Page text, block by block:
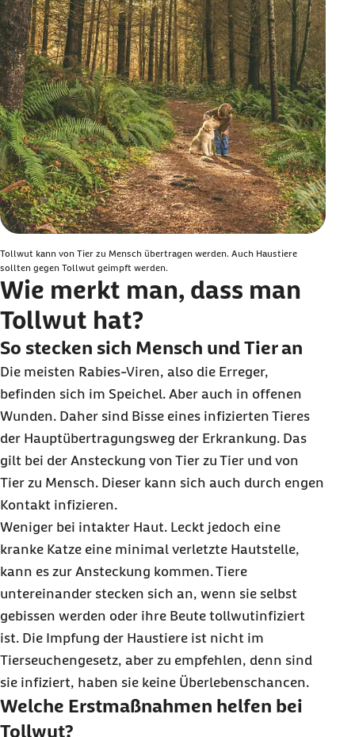
Tollwut kann von Tier zu Mensch übertragen werden. Auch Haustiere
sollten gegen Tollwut geimpft werden.
Wie merkt man, dass man
Tollwut hat?
So stecken sich Mensch und Tier an
Die meisten Rabies-Viren, also die Erreger,
befinden sich im Speichel. Aber auch in offenen
Wunden. Daher sind Bisse eines infizierten Tieres
der Hauptübertragungsweg der Erkrankung. Das
gilt bei der Ansteckung von Tier zu Tier und von
Tier zu Mensch. Dieser kann sich auch durch engen
Kontakt infizieren.
Weniger bei intakter Haut. Leckt jedoch eine
kranke Katze eine minimal verletzte Hautstelle,
kann es zur Ansteckung kommen. Tiere
untereinander stecken sich an, wenn sie selbst
gebissen werden oder ihre Beute tollwutinfiziert
ist. Die Impfung der Haustiere ist nicht im
Tierseuchengesetz, aber zu empfehlen, denn sind
sie infiziert, haben sie keine Überlebenschancen.
Welche Erstmaßnahmen helfen bei
Tollwut?